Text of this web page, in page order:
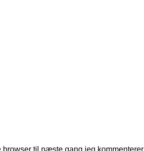
til næste gang jeg kommenterer.